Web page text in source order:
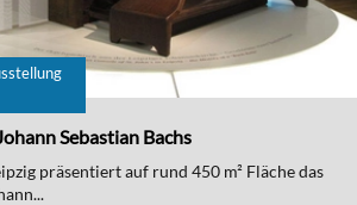
Sebastian Bachs
präsentiert auf rund 450 m² Fläche das